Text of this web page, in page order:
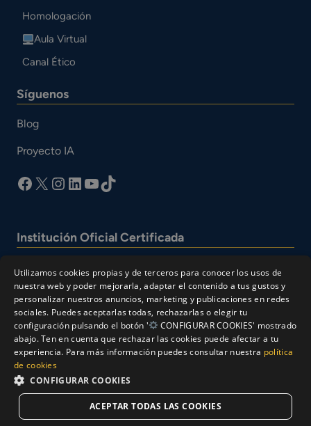
Homologación
Aula Virtual
Canal Ético
Síguenos
Blog
Proyecto IA
facebook
X Instagram
LinkedIn
YouTube
TikTok
Institución Oficial Certificada
Aviso Legal
Política de Cookies
Utilizamos cookies propias y de terceros para conocer los usos de
nuestra web y poder mejorarla, adaptar el contenido a tus gustos y
personalizar nuestros anuncios, marketing y publicaciones en redes
sociales. Puedes aceptarlas todas, rechazarlas o elegir tu
configuración pulsando el botón '
CONFIGURAR COOKIES' mostrado
abajo. Ten en cuenta que rechazar las cookies puede afectar a tu
experiencia. Para más información puedes consultar nuestra política
de cookies
CONFIGURAR COOKIES
ACEPTAR TODAS LAS COOKIES